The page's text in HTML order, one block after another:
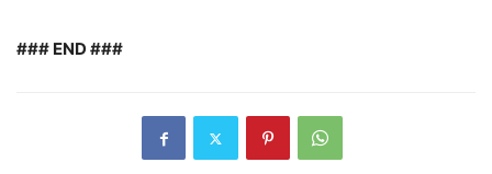
### END ###